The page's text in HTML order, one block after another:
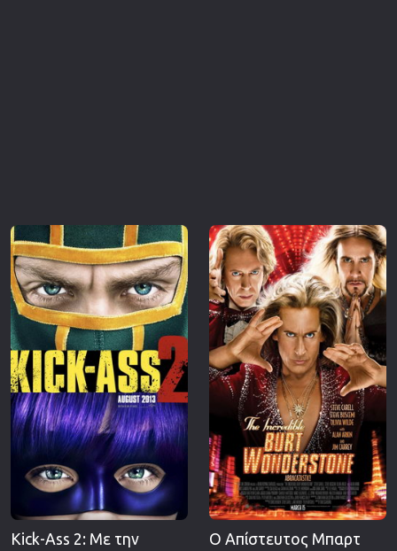
Kick-Ass 2: Με την
Ο Απίστευτος Μπαρτ